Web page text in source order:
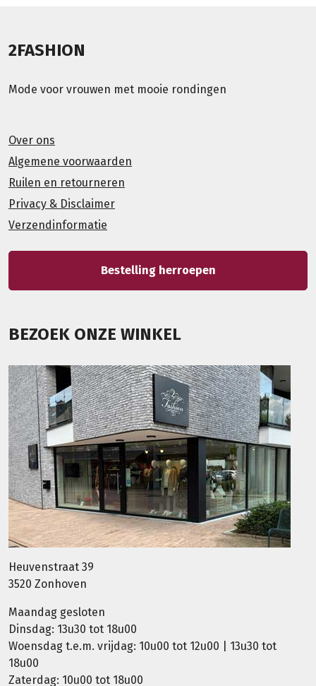
2FASHION
Mode voor vrouwen met mooie rondingen
Over ons
Algemene voorwaarden
Ruilen en retourneren
Privacy & Disclaimer
Verzendinformatie
Bestelling herroepen
BEZOEK ONZE WINKEL
Heuvenstraat 39
3520 Zonhoven
Maandag gesloten
Dinsdag: 13u30 tot 18u00
Woensdag t.e.m. vrijdag: 10u00 tot 12u00 | 13u30 tot
18u00
Zaterdag: 10u00 tot 18u00